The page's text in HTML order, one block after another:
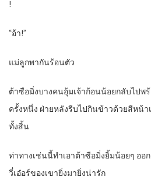
!
“อ้า!”
แม่ลูกพากันร้อนตัว
ต้าซือมิ่งบางคนอุ้มเจ้าก้อนน้อยกลับไปพ
ครั้งหนึ่ง ฝ่ายหลังรีบไปกินข้าวด้วยสีหน้า
ทั้งสิ้น
ท่าทางเช่นนี้ทำเอาต้าซือมิ่งยิ้มน้อยๆ ออ
วี๋เอ๋อร์ของเขายิ่งมายิ่งน่ารัก